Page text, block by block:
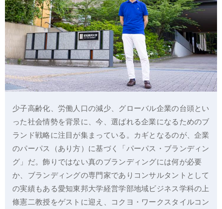
少子高齢化、労働人口の減少、グローバル企業の台頭とい
った社会情勢を背景に、今、選ばれる企業になるためのブ
ランド戦略に注目が集まっている。カギとなるのが、企業
のパーパス（あり方）に基づく「パーパス・ブランディン
グ」だ。飾りではない真のブランディングには何が必要
か、ブランディングの専門家でありコンサルタントとして
の実績もある愛知東邦大学経営学部地域ビジネス学科の上
條憲二教授をゲストに迎え、コクヨ・ワークスタイルコン